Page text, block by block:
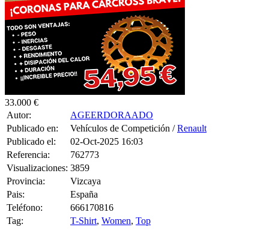
33.000 €
Autor:
AGEERDORAADO
Publicado en:
Vehículos de Competición /Renault
Publicado el:
02-Oct-2025 16:03
Referencia:
762773
Visualizaciones: 3859
Provincia:
Vizcaya
Pais:
España
Teléfono:
666170816
Tag:
T-Shirt, Women, Top